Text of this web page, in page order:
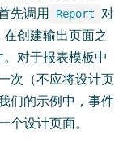
先调用
Report
对
创建输出页面之
对于报表模板中
次（不应将设计页
们的示例中，事件
个设计页面。